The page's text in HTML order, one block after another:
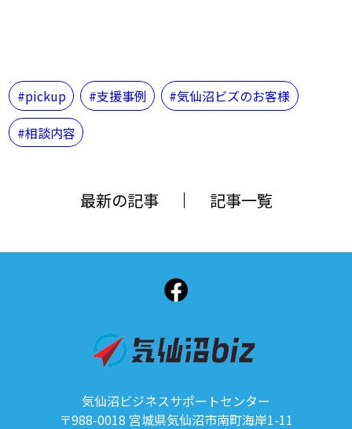
pickup 支援事例
気仙沼ビズのお客様
相談内容
最新の記事 記事一覧
気仙沼ビジネスサポートセンター
〒988-0018 宮城県気仙沼市南町海岸1-11